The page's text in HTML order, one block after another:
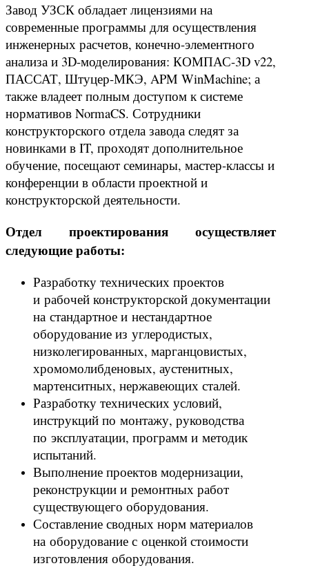
Завод УЗСК обладает лицензиями на
современные программы для осуществления
инженерных расчетов, конечно-элементного
анализа и 3D-моделирования: КОМПАС-3D v22,
ПАССАТ, Штуцер-МКЭ, APM WinMachine; а
также владеет полным доступом к системе
нормативов NormaCS. Сотрудники
конструкторского отдела завода следят за
новинками в IT, проходят дополнительное
обучение, посещают семинары, мастер-классы и
конференции в области проектной и
конструкторской деятельности.
Отдел проектирования осуществляет
следующие работы:
Разработку технических проектов
и рабочей конструкторской документации
на стандартное и нестандартное
оборудование из углеродистых,
низколегированных, марганцовистых,
хромомолибденовых, аустенитных,
мартенситных, нержавеющих сталей.
Разработку технических условий,
инструкций по монтажу, руководства
по эксплуатации, программ и методик
испытаний.
Выполнение проектов модернизации,
реконструкции и ремонтных работ
существующего оборудования.
Составление сводных норм материалов
на оборудование с оценкой стоимости
изготовления оборудования.